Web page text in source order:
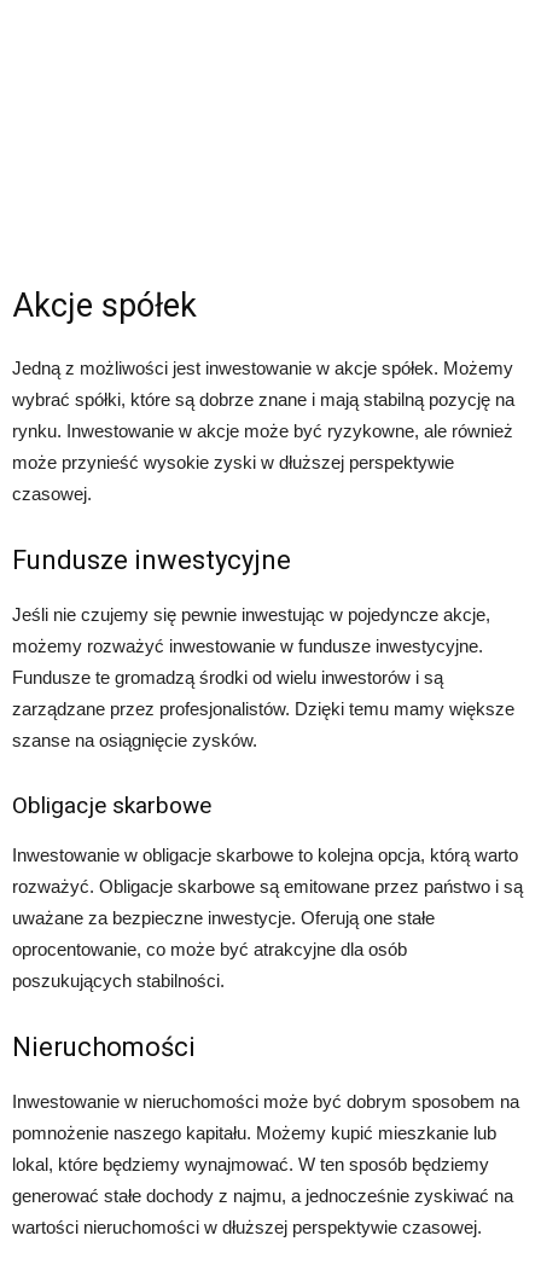
Akcje spółek
Jedną z możliwości jest inwestowanie w akcje spółek. Możemy
wybrać spółki, które są dobrze znane i mają stabilną pozycję na
rynku. Inwestowanie w akcje może być ryzykowne, ale również
może przynieść wysokie zyski w dłuższej perspektywie
czasowej.
Fundusze inwestycyjne
Jeśli nie czujemy się pewnie inwestując w pojedyncze akcje,
możemy rozważyć inwestowanie w fundusze inwestycyjne.
Fundusze te gromadzą środki od wielu inwestorów i są
zarządzane przez profesjonalistów. Dzięki temu mamy większe
szanse na osiągnięcie zysków.
Obligacje skarbowe
Inwestowanie w obligacje skarbowe to kolejna opcja, którą warto
rozważyć. Obligacje skarbowe są emitowane przez państwo i są
uważane za bezpieczne inwestycje. Oferują one stałe
oprocentowanie, co może być atrakcyjne dla osób
poszukujących stabilności.
Nieruchomości
Inwestowanie w nieruchomości może być dobrym sposobem na
pomnożenie naszego kapitału. Możemy kupić mieszkanie lub
lokal, które będziemy wynajmować. W ten sposób będziemy
generować stałe dochody z najmu, a jednocześnie zyskiwać na
wartości nieruchomości w dłuższej perspektywie czasowej.